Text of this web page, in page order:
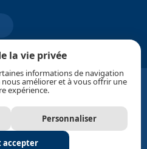
1Clean Air Inc. Tous droits
personnels|
Plan du site|Licence
la vie privée
informations de navigation
améliorer et à vous offrir une
expérience.
Personnaliser
accepter